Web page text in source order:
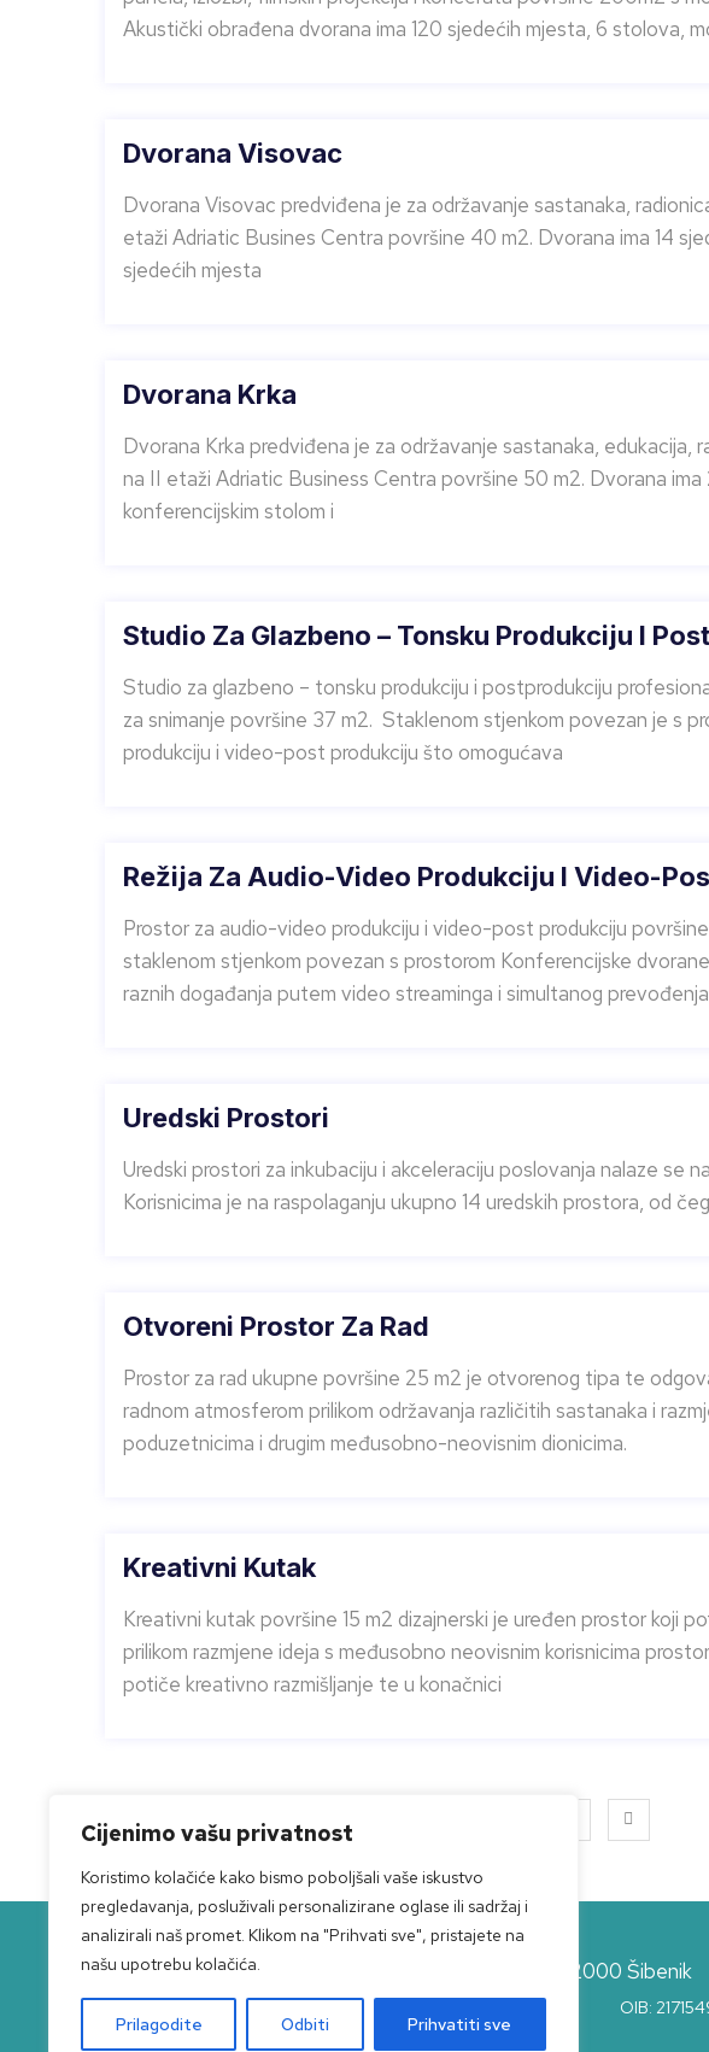
Cijenimo vašu privatnost
Koristimo kolačiće kako bismo poboljšali vaše iskustvo
pregledavanja, posluživali personalizirane oglase ili sadržaj i
analizirali naš promet. Klikom na "Prihvati sve", pristajete na
našu upotrebu kolačića.
Prilagodite Odbiti Prihvatiti sve
Akustički obrađena dvorana ima 120 sjedećih mjesta, 6 stolova,
Dvorana Visovac
Dvorana Visovac predviđena je za održavanje sastanaka,
etaži Adriatic Busines Centra površine 40 m2. Dvorana ima 14
sjedećih mjesta
Dvorana Krka
Dvorana Krka predviđena je za održavanje sastanaka, edukacija,
na II etaži Adriatic Business Centra površine 50 m2. Dvorana
konferencijskim stolom i
Studio Za Glazbeno – Tonsku Produkciju I
Studio za glazbeno – tonsku produkciju i postprodukciju
za snimanje površine 37 m2. Staklenom stjenkom povezan je s
produkciju i video-post produkciju što omogućava
Režija Za Audio-Video Produkciju I Video-
Prostor za audio-video produkciju i video-post produkciju
staklenom stjenkom povezan s prostorom Konferencijske
raznih događanja putem video streaminga i simultanog
Uredski Prostori
Uredski prostori za inkubaciju i akceleraciju poslovanja nalaze se
Korisnicima je na raspolaganju ukupno 14 uredskih prostora, od
Otvoreni Prostor Za Rad
Prostor za rad ukupne površine 25 m2 je otvorenog tipa te
radnom atmosferom prilikom održavanja različitih sastanaka i
poduzetnicima i drugim međusobno-neovisnim dionicima.
Kreativni Kutak
Kreativni kutak površine 15 m2 dizajnerski je uređen prostor koji
prilikom razmjene ideja s međusobno neovisnim korisnicima
potiče kreativno razmišljanje te u konačnici
Narodnog preporoda 4, 22000 Šibenik
OIB: